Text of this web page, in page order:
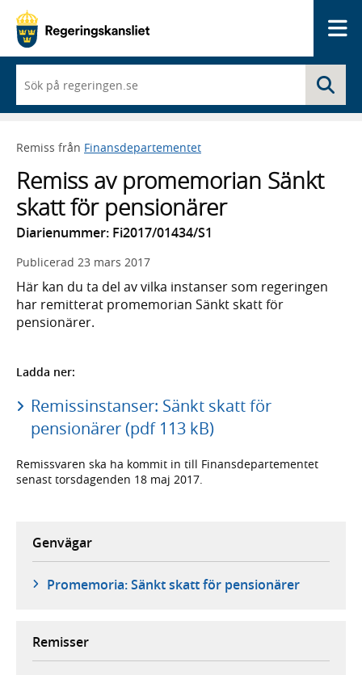
du
börjar
skriva
framträder
lista
med
sökförslag
Remiss från Finansdepartementet
Remiss av promemorian Sänkt
skatt för pensionärer
Diarienummer: Fi2017/01434/S1
Publicerad 23 mars 2017
Här kan du ta del av vilka instanser som regeringen
har remitterat promemorian Sänkt skatt för
pensionärer.
Ladda ner:
Remissinstanser: Sänkt skatt för
pensionärer (pdf 113 kB)
Remissvaren ska ha kommit in till Finansdepartementet
senast torsdagenden 18 maj 2017.
Genvägar
Promemoria: Sänkt skatt för pensionärer
Remisser